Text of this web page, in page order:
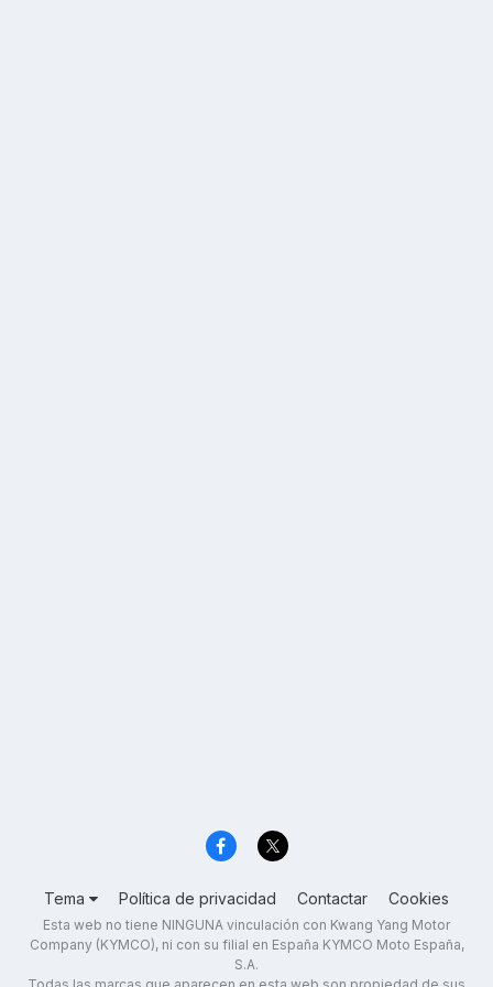
Tema Política de privacidad Contactar Cookies
Esta web no tiene NINGUNA vinculación con Kwang Yang Motor
Company (KYMCO), ni con su filial en España KYMCO Moto España,
S.A.